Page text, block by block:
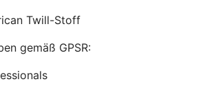
Twill-Stoff
gemäß GPSR: